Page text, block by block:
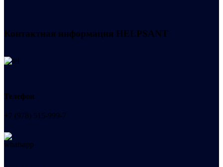
Контактная информация HELPSANT
Телефон
+7 (978) 515-999-7